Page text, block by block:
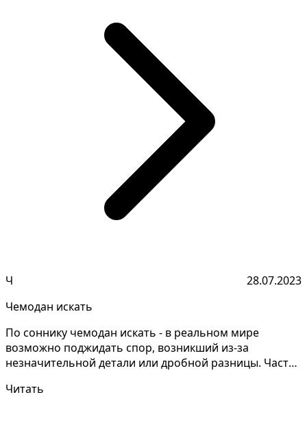
Ч
28.07.2023
Чемодан искать
По соннику чемодан искать - в реальном мире
возможно поджидать спор, возникший из-за
незначительной детали или дробной разницы. Часто
Читать